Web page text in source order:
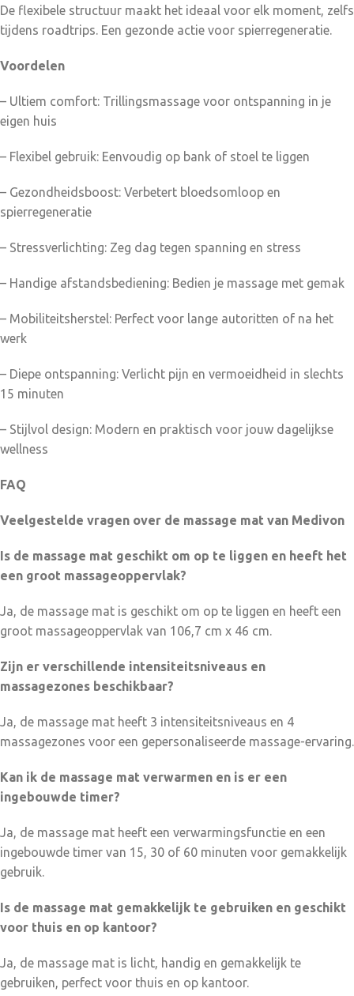
De flexibele structuur maakt het ideaal voor elk moment, zelfs
tijdens roadtrips. Een gezonde actie voor spierregeneratie.
Voordelen
– Ultiem comfort: Trillingsmassage voor ontspanning in je
eigen huis
– Flexibel gebruik: Eenvoudig op bank of stoel te liggen
– Gezondheidsboost: Verbetert bloedsomloop en
spierregeneratie
– Stressverlichting: Zeg dag tegen spanning en stress
– Handige afstandsbediening: Bedien je massage met gemak
– Mobiliteitsherstel: Perfect voor lange autoritten of na het
werk
– Diepe ontspanning: Verlicht pijn en vermoeidheid in slechts
15 minuten
– Stijlvol design: Modern en praktisch voor jouw dagelijkse
wellness
FAQ
Veelgestelde vragen over de massage mat van Medivon
Is de massage mat geschikt om op te liggen en heeft het
een groot massageoppervlak?
Ja, de massage mat is geschikt om op te liggen en heeft een
groot massageoppervlak van 106,7 cm x 46 cm.
Zijn er verschillende intensiteitsniveaus en
massagezones beschikbaar?
Ja, de massage mat heeft 3 intensiteitsniveaus en 4
massagezones voor een gepersonaliseerde massage-ervaring.
Kan ik de massage mat verwarmen en is er een
ingebouwde timer?
Ja, de massage mat heeft een verwarmingsfunctie en een
ingebouwde timer van 15, 30 of 60 minuten voor gemakkelijk
gebruik.
Is de massage mat gemakkelijk te gebruiken en geschikt
voor thuis en op kantoor?
Ja, de massage mat is licht, handig en gemakkelijk te
gebruiken, perfect voor thuis en op kantoor.